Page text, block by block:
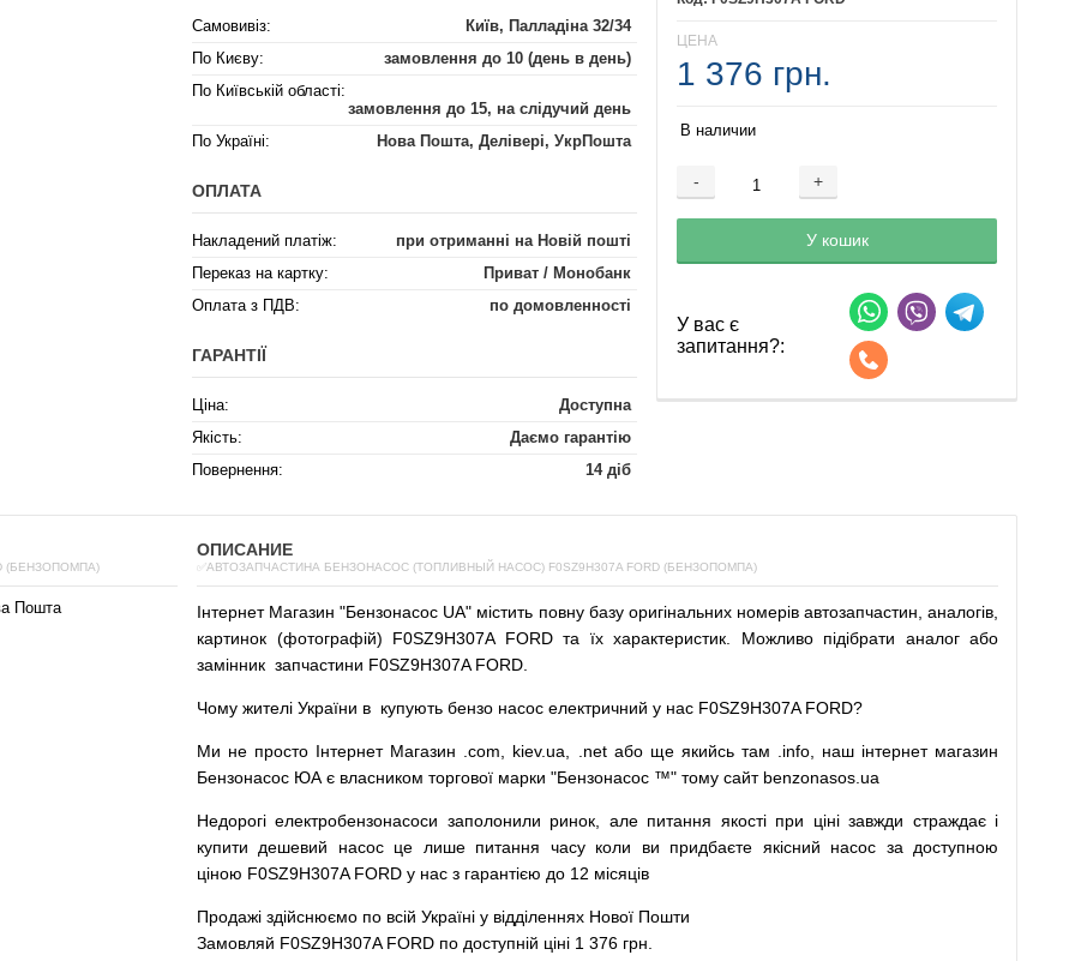
ЦЕНА
1 376 грн.
В наличии
- +
Добавляется...
У кошик
Добавлен
У вас є
запитання?:
Самовивіз:
Київ, Палладіна 32/34
По Києву:
замовлення до 10 (день в день)
По Київській області:
замовлення до 15, на слідучий день
По Україні:
Нова Пошта, Делівері, УкрПошта
ОПЛАТА
Накладений платіж:
при отриманні на Новій пошті
Переказ на картку:
Приват / Монобанк
Оплата з ПДВ:
по домовленності
ГАРАНТІЇ
Ціна:
Доступна
Якість:
Даємо гарантію
Повернення:
14 діб
(БЕНЗОПОМПА)
Пошта
ОПИСАНИЕ
✅АВТОЗАПЧАСТИНА БЕНЗОНАСОС (ТОПЛИВНЫЙ НАСОС) F0SZ9H307A FORD (БЕНЗОПОМПА)
Інтернет Магазин "Бензонасос UA" містить повну базу оригінальних номерів автозапчастин аналогів
картинок (фотографій) F0SZ9H307A FORD та їх характеристик. Можливо підібрати аналог або
замінник запчастини F0SZ9H307A FORD.
Чому жителі України в купують бензо насос електричний у нас F0SZ9H307A FORD?
Ми не просто Інтернет Магазин .com kiev.ua .net або ще якийсь там .info, наш інтернет магазин
Бензонасос ЮА є власником торгової марки "Бензонасос ™" тому сайт benzonasos.ua
Недорогі електробензонасоси заполонили ринок але питання якості при ціні завжди страждає і
купити
дешевий насос це лише питання часу коли ви придбаєте якісний насос за доступною
ціною F0SZ9H307A FORD у нас з гарантією до 12 місяців
Продажі здійснюємо по всій Україні у відділеннях Нової Пошти
Замовляй F0SZ9H307A FORD по доступній ціні 1 376 грн.